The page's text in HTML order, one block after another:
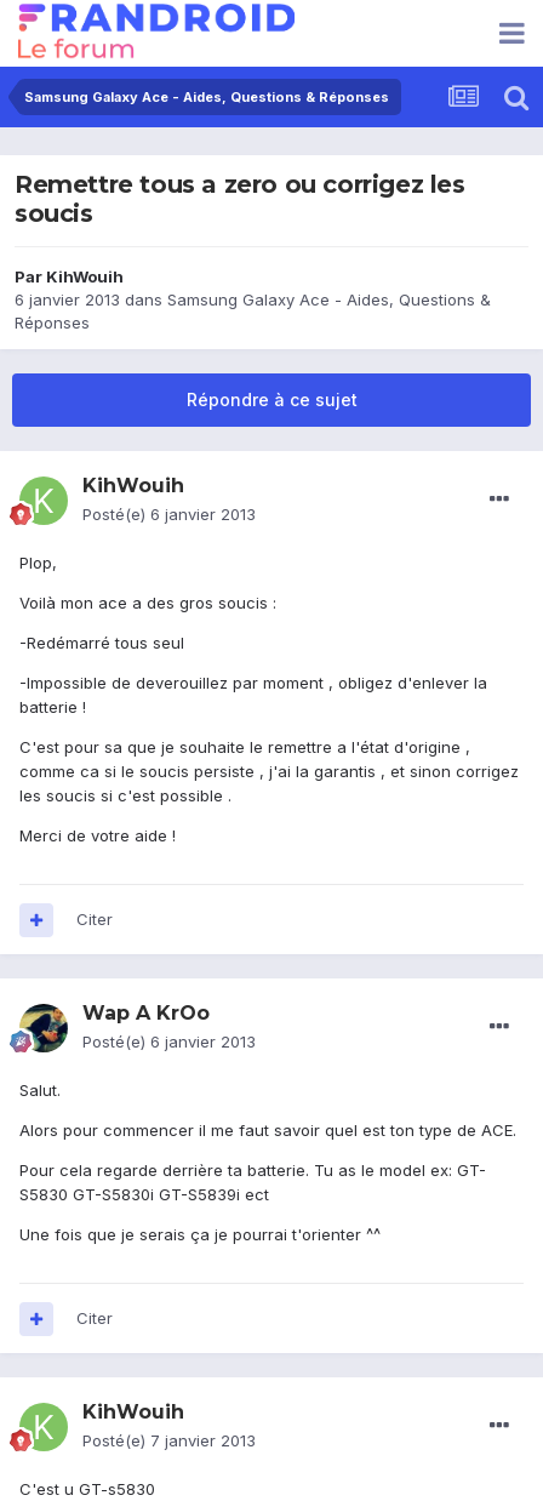
Samsung Galaxy Ace - Aides, Questions & Réponses
Remettre tous a zero ou corrigez les
soucis
Par KihWouih
6 janvier 2013 dans Samsung Galaxy Ace - Aides, Questions &
Réponses
Répondre à ce sujet
KihWouih
Posté(e) 6 janvier 2013
Plop,
Voilà mon ace a des gros soucis :
-Redémarré tous seul
-Impossible de deverouillez par moment , obligez d'enlever la
batterie !
C'est pour sa que je souhaite le remettre a l'état d'origine ,
comme ca si le soucis persiste , j'ai la garantis , et sinon corrigez
les soucis si c'est possible .
Merci de votre aide !
Citer
Wap A KrOo
Posté(e) 6 janvier 2013
Salut.
Alors pour commencer il me faut savoir quel est ton type de ACE.
Pour cela regarde derrière ta batterie. Tu as le model ex: GT-
S5830 GT-S5830i GT-S5839i ect
Une fois que je serais ça je pourrai t'orienter ^^
Citer
KihWouih
Posté(e) 7 janvier 2013
C'est u GT-s5830